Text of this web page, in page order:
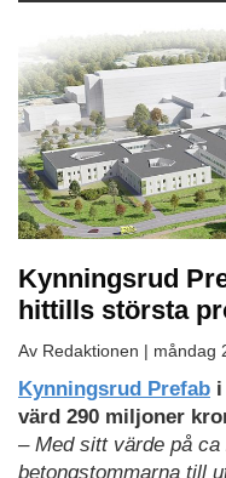
Kynningsrud
hittills största
Av Redaktionen | måndag
Kynningsrud Prefab i
värd 290 miljoner
– Med sitt värde på
betongstommarna till